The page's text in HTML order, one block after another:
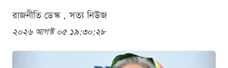
রাজনীতি ডেস্ক . সত্য নিউজ
২০২৬ আগস্ট ০৫ ১৯:৩০:২৮